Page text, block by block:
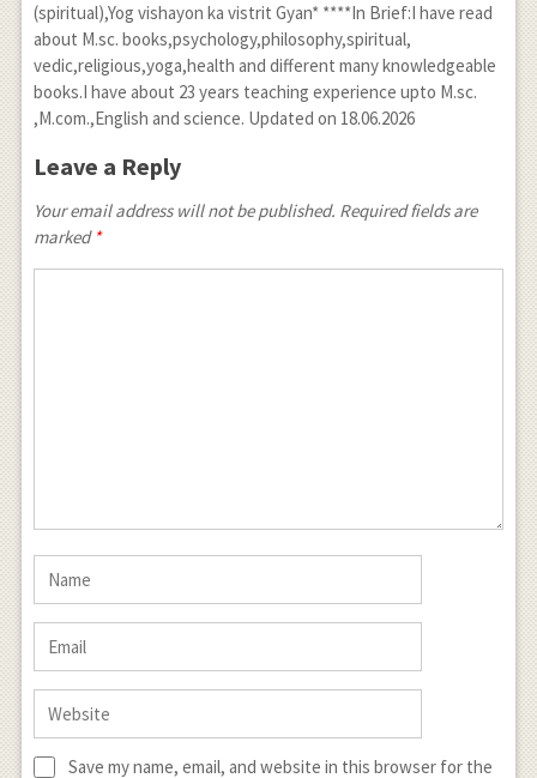
(spiritual),Yog vishayon ka vistrit Gyan* ****In Brief:I have read
about M.sc. books,psychology,philosophy,spiritual,
vedic,religious,yoga,health and different many knowledgeable
books.I have about 23 years teaching experience upto M.sc.
,M.com.,English and science. Updated on 18.06.2026
Leave a Reply
Your email address will not be published. Required fields are
marked *
Save my name, email, and website in this browser for the